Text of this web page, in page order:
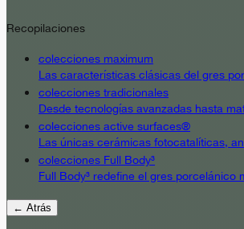
Recopilaciones
colecciones maximum
Las características clásicas del gres
colecciones tradicionales
Desde tecnologías avanzadas hasta
colecciones active surfaces®
Las únicas cerámicas fotocatalíticas,
colecciones Full Body³
Full Body³ redefine el gres
← Atrás